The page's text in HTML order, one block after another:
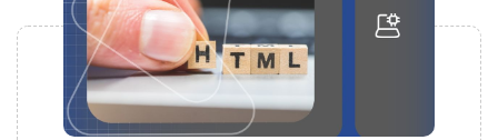
ENTRAR
CADASTRAR